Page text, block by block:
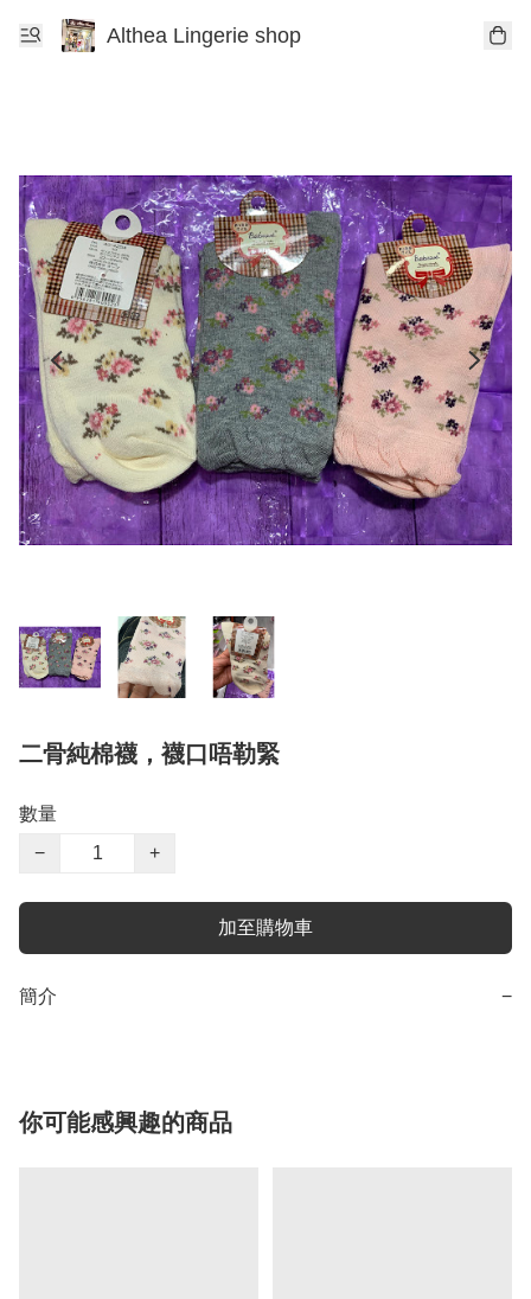
Althea Lingerie shop
二骨純棉襪，襪口唔勒緊
數量
−
+
加至購物車
簡介 −
你可能感興趣的商品